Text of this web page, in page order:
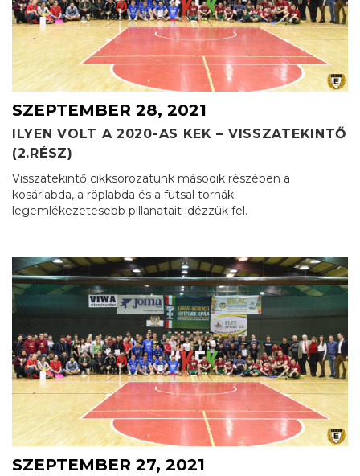
SZEPTEMBER 28, 2021
ILYEN VOLT A 2020-AS KEK – VISSZATEKINTŐ
(2.RÉSZ)
Visszatekintő cikksorozatunk második részében a
kosárlabda, a röplabda és a futsal tornák
legemlékezetesebb pillanatait idézzük fel.
SZEPTEMBER 27, 2021